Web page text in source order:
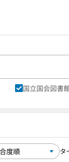
国立国会図書
タ